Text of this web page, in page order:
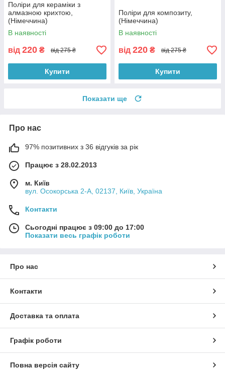
Поліри для кераміки з
алмазною крихтою,
(Німеччина)
В наявності
від 220 ₴ від 275 ₴
Купити
Поліри для композиту,
(Німеччина)
В наявності
від 220 ₴ від 275 ₴
Купити
Показати ще
Про нас
97% позитивних з 36 відгуків за рік
Працює з 28.02.2013
м. Київ
вул. Осокорська 2-А, 02137, Київ, Україна
Контакти
Сьогодні працює з 09:00 до 17:00
Показати весь графік роботи
Про нас
Контакти
Доставка та оплата
Графік роботи
Повна версія сайту